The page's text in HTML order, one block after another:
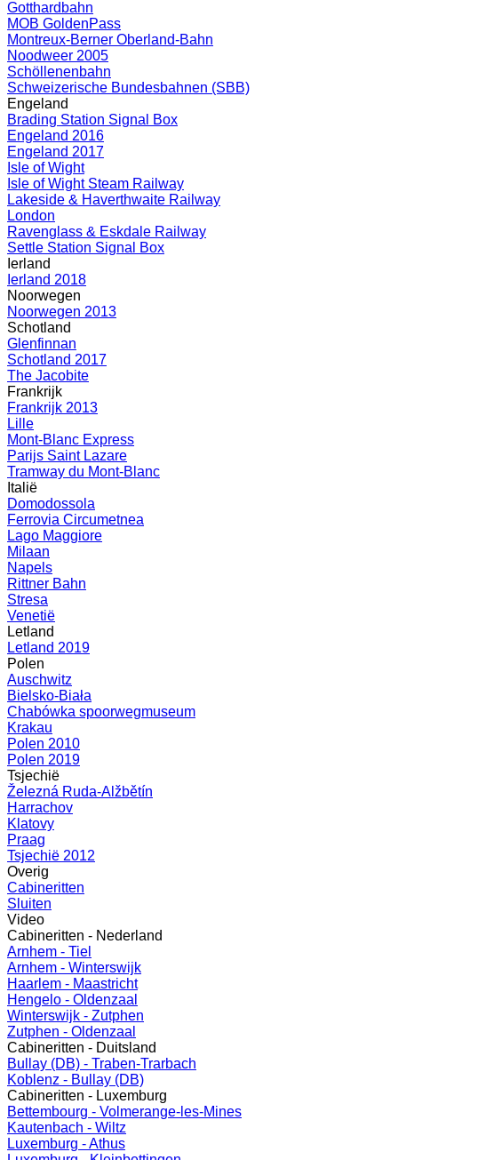
Gotthardbahn
MOB GoldenPass
Montreux-Berner Oberland-Bahn
Noodweer 2005
Schöllenenbahn
Schweizerische Bundesbahnen (SBB)
Engeland
Brading Station Signal Box
Engeland 2016
Engeland 2017
Isle of Wight
Isle of Wight Steam Railway
Lakeside & Haverthwaite Railway
London
Ravenglass & Eskdale Railway
Settle Station Signal Box
Ierland
Ierland 2018
Noorwegen
Noorwegen 2013
Schotland
Glenfinnan
Schotland 2017
The Jacobite
Frankrijk
Frankrijk 2013
Lille
Mont-Blanc Express
Parijs Saint Lazare
Tramway du Mont-Blanc
Italië
Domodossola
Ferrovia Circumetnea
Lago Maggiore
Milaan
Napels
Rittner Bahn
Stresa
Venetië
Letland
Letland 2019
Polen
Auschwitz
Bielsko-Biała
Chabówka spoorwegmuseum
Krakau
Polen 2010
Polen 2019
Tsjechië
Železná Ruda-Alžbětín
Harrachov
Klatovy
Praag
Tsjechië 2012
Overig
Cabineritten
Sluiten
Video
Cabineritten - Nederland
Arnhem - Tiel
Arnhem - Winterswijk
Haarlem - Maastricht
Hengelo - Oldenzaal
Winterswijk - Zutphen
Zutphen - Oldenzaal
Cabineritten - Duitsland
Bullay (DB) - Traben-Trarbach
Koblenz - Bullay (DB)
Cabineritten - Luxemburg
Bettembourg - Volmerange-les-Mines
Kautenbach - Wiltz
Luxemburg - Athus